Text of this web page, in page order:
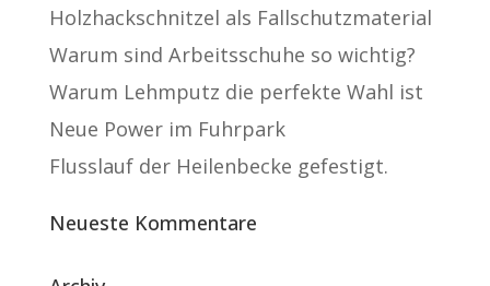
Holzhackschnitzel als Fallschutzmaterial
Warum sind Arbeitsschuhe so wichtig?
Warum Lehmputz die perfekte Wahl ist
Neue Power im Fuhrpark
Flusslauf der Heilenbecke gefestigt.
Neueste Kommentare